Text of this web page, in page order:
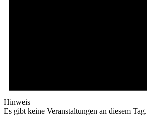
Hinweis
Es gibt keine Veranstaltungen an diesem Tag.